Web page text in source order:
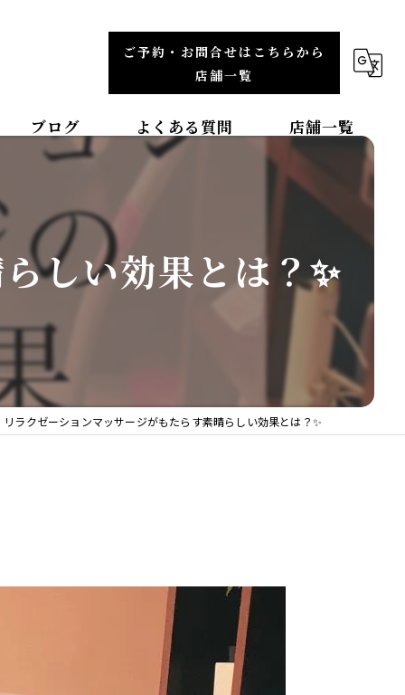
ご予約・お問合せはこちらから
店舗一覧
ブログ よくある質問 店舗一覧
整体院TBCC天神本院
整体院ＯＡＳＩＳイオンモール直方院
整体院ＯＡＳＩＳイオンモール筑紫野院
整体院 ＯＡＳＩＳ イオンモール天童院
整体院ＯＡＳＩＳイオンモールいわき小名浜院
整体院ＯＡＳＩＳ仙台駅前店
しい効果とは？✨
リラクゼーションマッサージがもたらす素晴らしい効果とは？✨